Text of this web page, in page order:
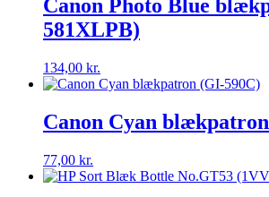
Canon Photo Blue
581XLPB)
134,00 kr.
Canon Cyan
77,00 kr.